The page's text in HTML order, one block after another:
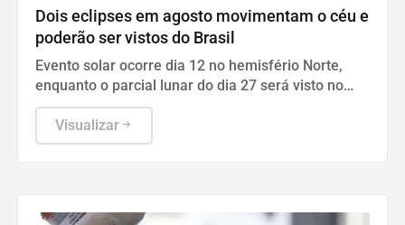
Dois eclipses em agosto movimentam o céu e
poderão ser vistos do Brasil
Evento solar ocorre dia 12 no hemisfério Norte,
enquanto o parcial lunar do dia 27 será visto no
Brasil com transmissão do Observatório Nacional.
Visualizar